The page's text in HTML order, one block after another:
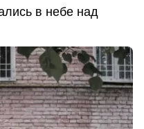
в небе над